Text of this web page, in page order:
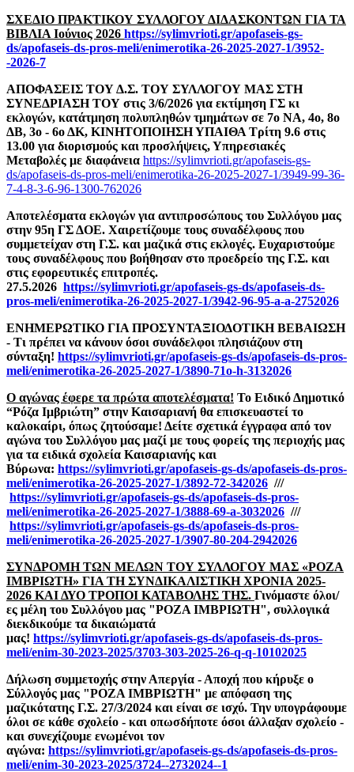
ΣΧΕΔΙΟ ΠΡΑΚΤΙΚΟΥ ΣΥΛΛΟΓΟΥ ΔΙΔΑΣΚΟΝΤΩΝ ΓΙΑ ΤΑ
ΒΙΒΛΙΑ Ιούνιος 2026 https://sylimvrioti.gr/apofaseis-gs-
ds/apofaseis-ds-pros-meli/enimerotika-26-2025-2027-1/3952-
-2026-7
ΑΠΟΦΑΣΕΙΣ ΤΟΥ Δ.Σ. ΤΟΥ ΣΥΛΛΟΓΟΥ ΜΑΣ ΣΤΗ
ΣΥΝΕΔΡΙΑΣΗ ΤΟΥ στις 3/6/2026 για εκτίμηση ΓΣ κι
εκλογών, κατάτμηση πολυπληθών τμημάτων σε 7ο ΝΑ, 4ο, 8ο
ΔΒ, 3ο - 6ο ΔΚ, ΚΙΝΗΤΟΠΟΙΗΣΗ ΥΠΑΙΘΑ Τρίτη 9.6 στις
13.00 για διορισμούς και προσλήψεις, Υπηρεσιακές
Μεταβολές με διαφάνεια https://sylimvrioti.gr/apofaseis-gs-
ds/apofaseis-ds-pros-meli/enimerotika-26-2025-2027-1/3949-99-36-
7-4-8-3-6-96-1300-762026
Αποτελέσματα εκλογών για αντιπροσώπους του Συλλόγου μας
στην 95η ΓΣ ΔΟΕ. Χαιρετίζουμε τους συναδέλφους που
συμμετείχαν στη Γ.Σ. και μαζικά στις εκλογές. Ευχαριστούμε
τους συναδέλφους που βοήθησαν στο προεδρείο της Γ.Σ. και
στις εφορευτικές επιτροπές.
27.5.2026 https://sylimvrioti.gr/apofaseis-gs-ds/apofaseis-ds-
pros-meli/enimerotika-26-2025-2027-1/3942-96-95-a-a-2752026
ΕΝΗΜΕΡΩΤΙΚΟ ΓΙΑ ΠΡΟΣΥΝΤΑΞΙΟΔΟΤΙΚΗ ΒΕΒΑΙΩΣΗ
- Τι πρέπει να κάνουν όσοι συνάδελφοι πλησιάζουν στη
σύνταξη! https://sylimvrioti.gr/apofaseis-gs-ds/apofaseis-ds-pros-
meli/enimerotika-26-2025-2027-1/3890-71o-h-3132026
Ο αγώνας έφερε τα πρώτα αποτελέσματα! Το Ειδικό Δημοτικό
“Ρόζα Ιμβριώτη” στην Καισαριανή θα επισκευαστεί το
καλοκαίρι, όπως ζητούσαμε! Δείτε σχετικά έγγραφα από τον
αγώνα του Συλλόγου μας μαζί με τους φορείς της περιοχής μας
για τα ειδικά σχολεία Καισαριανής και
Βύρωνα: https://sylimvrioti.gr/apofaseis-gs-ds/apofaseis-ds-pros-
meli/enimerotika-26-2025-2027-1/3892-72-342026 ///
https://sylimvrioti.gr/apofaseis-gs-ds/apofaseis-ds-pros-
meli/enimerotika-26-2025-2027-1/3888-69-a-3032026 ///
https://sylimvrioti.gr/apofaseis-gs-ds/apofaseis-ds-pros-
meli/enimerotika-26-2025-2027-1/3907-80-204-2942026
ΣΥΝΔΡΟΜΗ ΤΩΝ ΜΕΛΩΝ ΤΟΥ ΣΥΛΛΟΓΟΥ ΜΑΣ «ΡΟΖΑ
ΙΜΒΡΙΩΤΗ» ΓΙΑ ΤΗ ΣΥΝΔΙΚΑΛΙΣΤΙΚΗ ΧΡΟΝΙΑ 2025-
2026 ΚΑΙ ΔΥΟ ΤΡΟΠΟΙ ΚΑΤΑΒΟΛΗΣ ΤΗΣ. Γινόμαστε όλοι/
ες μέλη του Συλλόγου μας "ΡΟΖΑ ΙΜΒΡΙΩΤΗ", συλλογικά
διεκδικούμε τα δικαιώματά
μας! https://sylimvrioti.gr/apofaseis-gs-ds/apofaseis-ds-pros-
meli/enim-30-2023-2025/3703-303-2025-26-q-q-10102025
Δήλωση συμμετοχής στην Απεργία - Αποχή που κήρυξε ο
Σύλλογός μας "ΡΟΖΑ ΙΜΒΡΙΩΤΗ" με απόφαση της
μαζικότατης Γ.Σ. 27/3/2024 και είναι σε ισχύ. Την υπογράφουμε
όλοι σε κάθε σχολείο - και οπωσδήποτε όσοι άλλαξαν σχολείο -
και συνεχίζουμε ενωμένοι τον
αγώνα: https://sylimvrioti.gr/apofaseis-gs-ds/apofaseis-ds-pros-
meli/enim-30-2023-2025/3724--2732024--1